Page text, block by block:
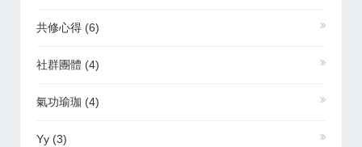
共修心得 (6)
社群團體 (4)
氣功瑜珈 (4)
Yy (3)